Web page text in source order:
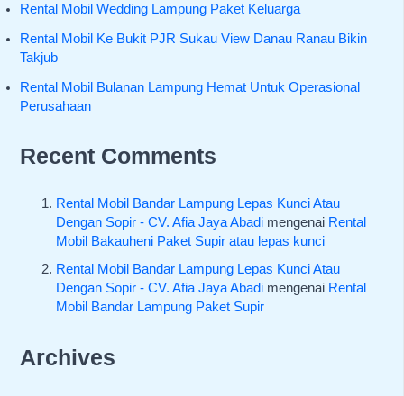
Rental Mobil Wedding Lampung Paket Keluarga
Rental Mobil Ke Bukit PJR Sukau View Danau Ranau Bikin
Takjub
Rental Mobil Bulanan Lampung Hemat Untuk Operasional
Perusahaan
Recent Comments
Rental Mobil Bandar Lampung Lepas Kunci Atau
Dengan Sopir - CV. Afia Jaya Abadi mengenai Rental
Mobil Bakauheni Paket Supir atau lepas kunci
Rental Mobil Bandar Lampung Lepas Kunci Atau
Dengan Sopir - CV. Afia Jaya Abadi mengenai Rental
Mobil Bandar Lampung Paket Supir
Archives